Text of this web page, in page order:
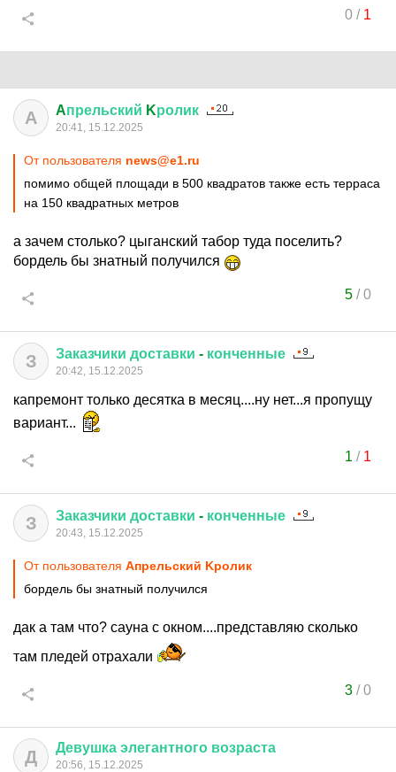
0/ 1
A Aпрельский Kролик
20:41, 15.12.2025
От пользователя news@e1.ru
помимо общей площади в 500 квадратов также есть терраса
на 150 квадратных метров
а зачем столько? цыганский табор туда поселить?
бордель бы знатный получился
5/0
З Заказчики доставки - конченные
20:42, 15.12.2025
капремонт только десятка в месяц....ну нет...я пропущу
вариант...
1 / 1
З Заказчики доставки - конченные
20:43, 15.12.2025
От пользователя Aпрельский Kролик
бордель бы знатный получился
дак а там что? сауна с окном....представляю сколько
там пледей отрахали
3/0
Д Девушка элегантного возраста
20:56, 15.12.2025